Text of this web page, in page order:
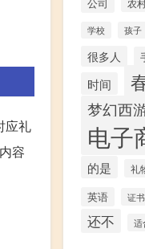
应礼
容
农
学校 孩子
很多人
时间
梦幻西
电子
的是 礼
英语 证书
还不 适